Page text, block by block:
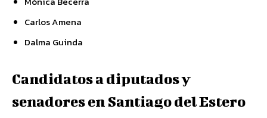
Carlos Amena
Dalma Guinda
Candidatos a diputados y
senadores en Santiago del Estero